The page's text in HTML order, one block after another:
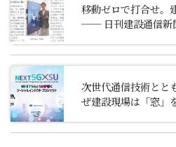
移動ゼロで打合せ。
── 日刊建設通信新
次世代通信技術とと
ぜ建設現場は「窓」